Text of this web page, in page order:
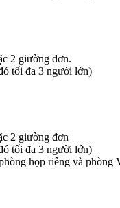
2 giường đơn.
tối đa 3 người lớn)
2 giường đơn
tối đa 3 người lớn)
họp riêng và phòng